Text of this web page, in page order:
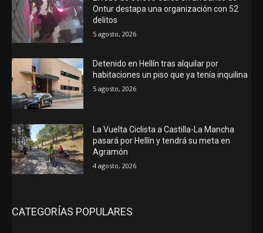
Ontur destapa una organización con 52
delitos
5 agosto, 2026
Detenido en Hellín tras alquilar por
habitaciones un piso que ya tenía inquilina
5 agosto, 2026
La Vuelta Ciclista a Castilla-La Mancha
pasará por Hellín y tendrá su meta en
Agramón
4 agosto, 2026
CATEGORÍAS POPULARES